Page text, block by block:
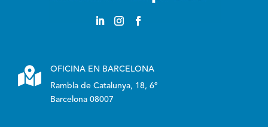

OFICINA EN BARCELONA
Rambla de Catalunya, 18, 6º
Barcelona 08007